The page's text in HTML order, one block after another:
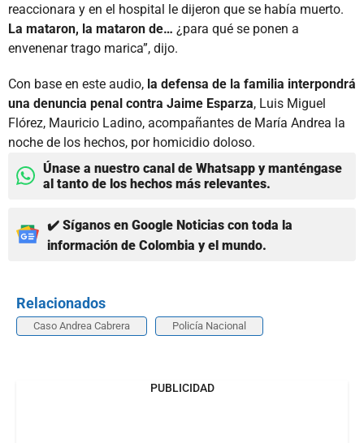
reaccionara y en el hospital le dijeron que se había muerto.
La mataron, la mataron de… ¿para qué se ponen a
envenenar trago marica”, dijo.
Con base en este audio, la defensa de la familia interpondrá
una denuncia penal contra Jaime Esparza, Luis Miguel
Flórez, Mauricio Ladino, acompañantes de María Andrea la
noche de los hechos, por homicidio doloso.
Únase a nuestro canal de Whatsapp y manténgase
al tanto de los hechos más relevantes.
✔️ Síganos en Google Noticias con toda la
información de Colombia y el mundo.
Relacionados
Caso Andrea Cabrera Policía Nacional
PUBLICIDAD